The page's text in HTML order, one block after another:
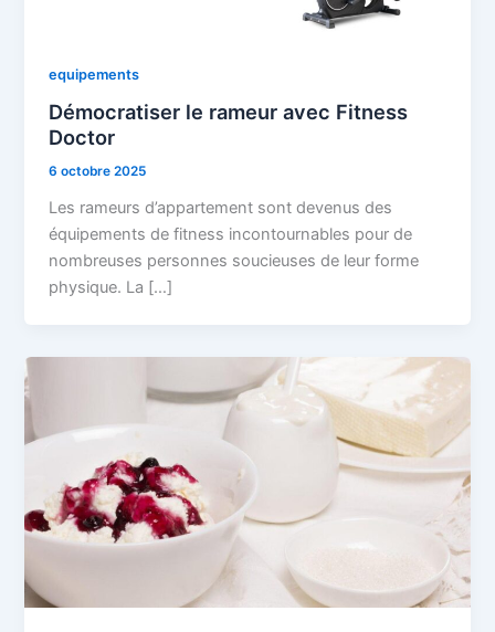
equipements
Démocratiser le rameur avec Fitness
Doctor
6 octobre 2025
Les rameurs d’appartement sont devenus des
équipements de fitness incontournables pour de
nombreuses personnes soucieuses de leur forme
physique. La […]